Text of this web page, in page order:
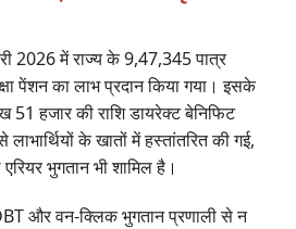
2026 में राज्य के 9,47,345 पात्र
पेंशन का लाभ प्रदान किया गया। इसके
हजार की राशि डायरेक्ट बेनिफिट
के खातों में हस्तांतरित की गई,
भुगतान भी शामिल है।
और वन-क्लिक भुगतान प्रणाली से न